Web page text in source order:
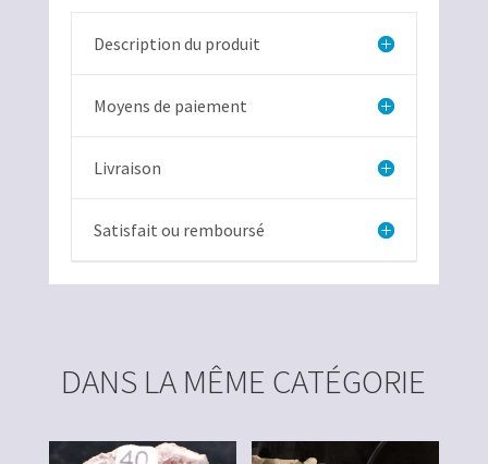
Description du produit
Moyens de paiement
Livraison
Satisfait ou remboursé
DANS LA MÊME CATÉGORIE